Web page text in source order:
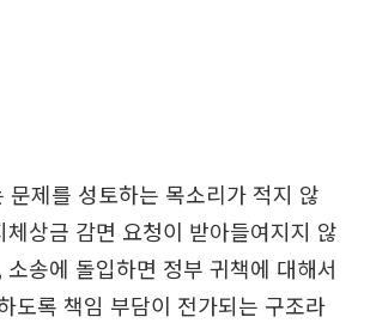
문제를 성토하는 목소리가 적지 않
상금 감면 요청이 받아들여지지 않
송에 돌입하면 정부 귀책에 대해서
도록 책임 부담이 전가되는 구조라